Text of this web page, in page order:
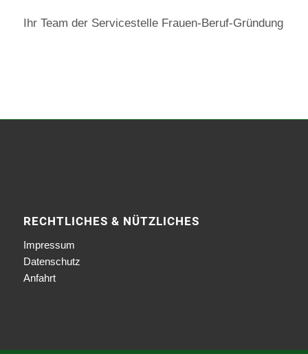
Ihr Team der Servicestelle Frauen-Beruf-Gründung
RECHTLICHES & NÜTZLICHES
Impressum
Datenschutz
Anfahrt